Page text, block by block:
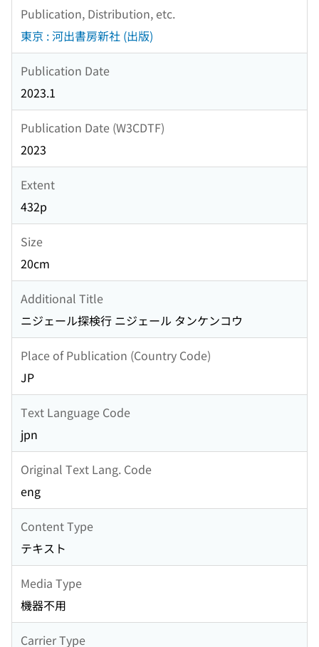
Publication, Distribution, etc.
東京 : 河出書房新社 (出版)
Publication Date
2023.1
Publication Date (W3CDTF)
2023
Extent
432p
Size
20cm
Additional Title
ニジェール探検行 ニジェール タンケンコウ
Place of Publication (Country Code)
JP
Text Language Code
jpn
Original Text Lang. Code
eng
Content Type
テキスト
Media Type
機器不用
Carrier Type